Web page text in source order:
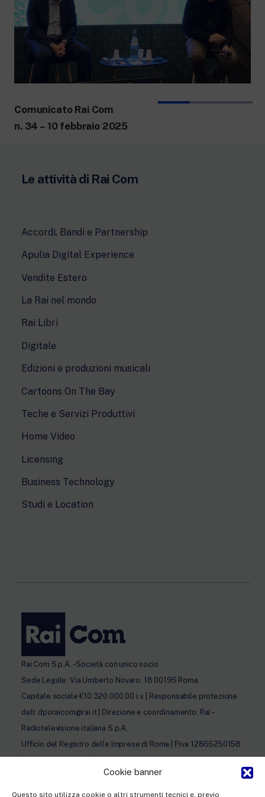
Cookie banner
Questo sito utilizza cookie o altri strumenti tecnici e, previo
Comunicato Rai Com
n. 34 – 10 febbraio 2025
Le attività di Rai Com
Accordi, Bandi e Partnership
Apulia Digital Experience
Vendite Estero
La Rai nel mondo
Rai Libri
Digitale
Edizioni e produzioni musicali
Cartoons On The Bay
Teche e Servizi Produttivi
Home Video
Licensing
Business Technology
Studi e Location
Rai Com S.p.A. - Società con unico socio
Sede Legale: Via Umberto Novaro, 18 00195 Roma
Capitale sociale €10.320.000,00 i.v. | Responsabile protezione
dati: dporaicom@rai.it | Direzione e coordinamento: Rai –
Radiotelevisione italiana S.p.A.
Ufficio del Registro delle Imprese di Roma | P.iva 12865250158